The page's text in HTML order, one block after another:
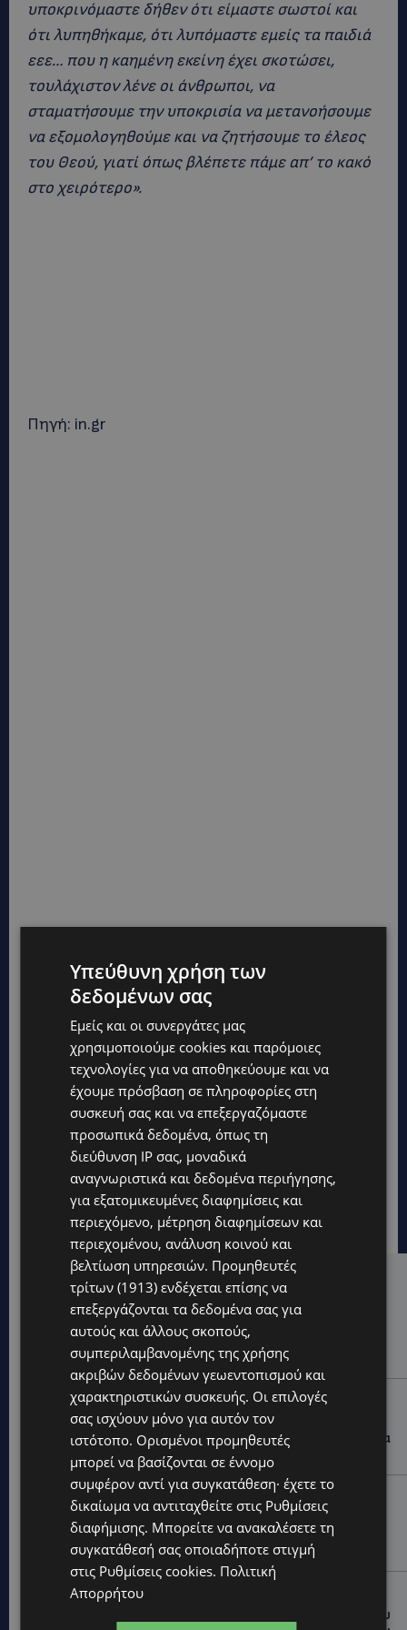
υποκρινόμαστε δήθεν ότι είμαστε σωστοί και
ότι λυπηθήκαμε, ότι λυπόμαστε εμείς τα παιδιά
εεε… που η καημένη εκείνη έχει σκοτώσει,
τουλάχιστον λένε οι άνθρωποι, να
σταματήσουμε την υποκρισία να μετανοήσουμε
να εξομολογηθούμε και να ζητήσουμε το έλεος
του Θεού, γιατί όπως βλέπετε πάμε απ’ το κακό
στο χειρότερο».
Πηγή: in.gr
Hot this week
VIBE NEWS
Η Peugeot είναι ο επίσημος συνεργάτης του
Φεστιβάλ Κινηματογράφου της Βενετίας
VIBE NEWS
Lidl Better Living Days #summer2026: Ένα μοναδικό
ταξίδι ευεξίας, γεμάτο γεύση, ενέργεια και χαμόγελα
σε όλη την Κύπρο
ΚΑΤΟΙΚΙΔΙΑ
ΠΑΓΚΟΣΜΙΑ ΗΜΕΡΑ ΓΑΤΑΣ: Χιλιάδες στην Κύπρο,
καθεμία μοναδική – Το χαδιάρικο τετράποδο με τη
ματιά που λιώνει καρδιές
UPDATES
ΤΑΣΟΣ ΧΑΤΖΗΓΙΟΒΑΝΗΣ: Η συγκλονιστική ιστορία του
Υπεύθυνη χρήση των
δεδομένων σας
Εμείς και οι συνεργάτες μας
χρησιμοποιούμε cookies και παρόμοιες
τεχνολογίες για να αποθηκεύουμε και να
έχουμε πρόσβαση σε πληροφορίες στη
συσκευή σας και να επεξεργαζόμαστε
προσωπικά δεδομένα, όπως τη
διεύθυνση IP σας, μοναδικά
αναγνωριστικά και δεδομένα περιήγησης,
για εξατομικευμένες διαφημίσεις και
περιεχόμενο, μέτρηση διαφημίσεων και
περιεχομένου, ανάλυση κοινού και
βελτίωση υπηρεσιών. Προμηθευτές
τρίτων (1913) ενδέχεται επίσης να
επεξεργάζονται τα δεδομένα σας για
αυτούς και άλλους σκοπούς,
συμπεριλαμβανομένης της χρήσης
ακριβών δεδομένων γεωεντοπισμού και
χαρακτηριστικών συσκευής. Οι επιλογές
σας ισχύουν μόνο για αυτόν τον
ιστότοπο. Ορισμένοι προμηθευτές
μπορεί να βασίζονται σε έννομο
συμφέρον αντί για συγκατάθεση· έχετε το
δικαίωμα να αντιταχθείτε στις Ρυθμίσεις
διαφήμισης. Μπορείτε να ανακαλέσετε τη
συγκατάθεσή σας οποιαδήποτε στιγμή
στις Ρυθμίσεις cookies. Πολιτική
Απορρήτου